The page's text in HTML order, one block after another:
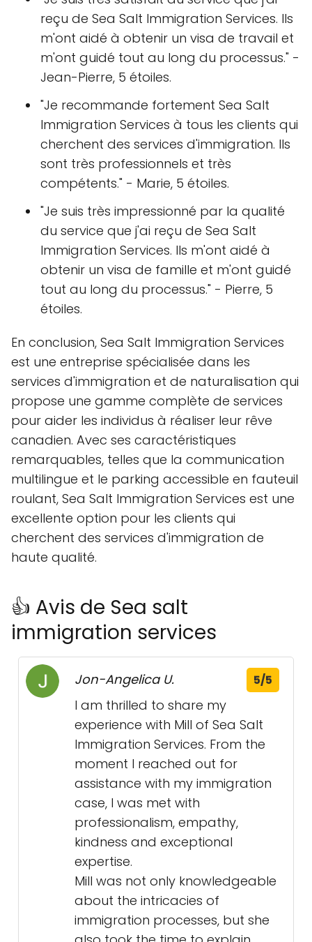
reçu de Sea Salt Immigration Services. Ils
m'ont aidé à obtenir un visa de travail et
m'ont guidé tout au long du processus." -
Jean-Pierre, 5 étoiles.
"Je recommande fortement Sea Salt
Immigration Services à tous les clients qui
cherchent des services d'immigration. Ils
sont très professionnels et très
compétents." - Marie, 5 étoiles.
"Je suis très impressionné par la qualité
du service que j'ai reçu de Sea Salt
Immigration Services. Ils m'ont aidé à
obtenir un visa de famille et m'ont guidé
tout au long du processus." - Pierre, 5
étoiles.
En conclusion, Sea Salt Immigration Services
est une entreprise spécialisée dans les
services d'immigration et de naturalisation qui
propose une gamme complète de services
pour aider les individus à réaliser leur rêve
canadien. Avec ses caractéristiques
remarquables, telles que la communication
multilingue et le parking accessible en fauteuil
roulant, Sea Salt Immigration Services est une
excellente option pour les clients qui
cherchent des services d'immigration de
haute qualité.
👍 Avis de Sea salt
immigration services
Jon-Angelica U. 5/5
I am thrilled to share my
experience with Mill of Sea Salt
Immigration Services. From the
moment I reached out for
assistance with my immigration
case, I was met with
professionalism, empathy,
kindness and exceptional
expertise.
Mill was not only knowledgeable
about the intricacies of
immigration processes, but she